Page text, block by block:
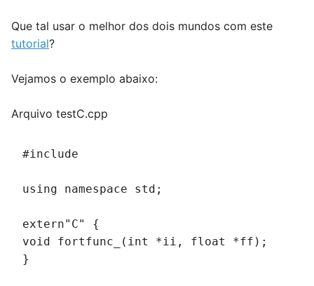
Que tal usar o melhor dos dois mundos com este
tutorial?
Vejamos o exemplo abaixo:
Arquivo testC.cpp
#include
using namespace std;
extern"C" {
void fortfunc_(int *ii, float *ff);
}